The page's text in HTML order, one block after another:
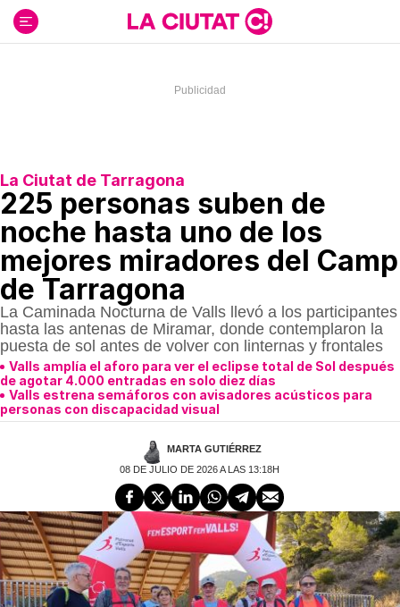
contenido
La Ciutat de Tarragona
225 personas suben de
noche hasta uno de los
mejores miradores del Camp
de Tarragona
La Caminada Nocturna de Valls llevó a los participantes
hasta las antenas de Miramar, donde contemplaron la
puesta de sol antes de volver con linternas y frontales
Valls amplía el aforo para ver el eclipse total de Sol después
de agotar 4.000 entradas en solo diez días
Valls estrena semáforos con avisadores acústicos para
personas con discapacidad visual
MARTA GUTIÉRREZ
08 DE JULIO DE 2026 A LAS 13:18H